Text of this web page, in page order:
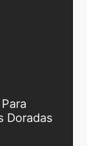
Doradas